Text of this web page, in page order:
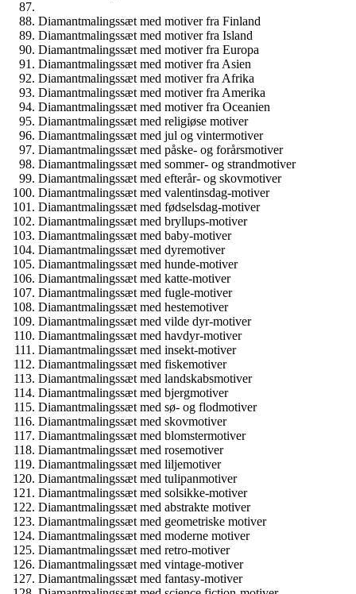
Diamantmalingssæt med motiver fra Finland
Diamantmalingssæt med motiver fra Island
Diamantmalingssæt med motiver fra Europa
Diamantmalingssæt med motiver fra Asien
Diamantmalingssæt med motiver fra Afrika
Diamantmalingssæt med motiver fra Amerika
Diamantmalingssæt med motiver fra Oceanien
Diamantmalingssæt med religiøse motiver
Diamantmalingssæt med jul og vintermotiver
Diamantmalingssæt med påske- og forårsmotiver
Diamantmalingssæt med sommer- og strandmotiver
Diamantmalingssæt med efterår- og skovmotiver
Diamantmalingssæt med valentinsdag-motiver
Diamantmalingssæt med fødselsdag-motiver
Diamantmalingssæt med bryllups-motiver
Diamantmalingssæt med baby-motiver
Diamantmalingssæt med dyremotiver
Diamantmalingssæt med hunde-motiver
Diamantmalingssæt med katte-motiver
Diamantmalingssæt med fugle-motiver
Diamantmalingssæt med hestemotiver
Diamantmalingssæt med vilde dyr-motiver
Diamantmalingssæt med havdyr-motiver
Diamantmalingssæt med insekt-motiver
Diamantmalingssæt med fiskemotiver
Diamantmalingssæt med landskabsmotiver
Diamantmalingssæt med bjergmotiver
Diamantmalingssæt med sø- og flodmotiver
Diamantmalingssæt med skovmotiver
Diamantmalingssæt med blomstermotiver
Diamantmalingssæt med rosemotiver
Diamantmalingssæt med liljemotiver
Diamantmalingssæt med tulipanmotiver
Diamantmalingssæt med solsikke-motiver
Diamantmalingssæt med abstrakte motiver
Diamantmalingssæt med geometriske motiver
Diamantmalingssæt med moderne motiver
Diamantmalingssæt med retro-motiver
Diamantmalingssæt med vintage-motiver
Diamantmalingssæt med fantasy-motiver